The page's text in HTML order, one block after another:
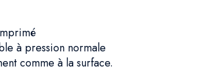
à pression normale
comme à la surface.